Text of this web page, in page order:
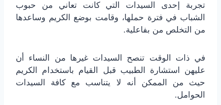
تجربة إحدى السيدات التي كانت تعاني من حبوب
الشباب في فترة حملها، وقامت بوضع الكريم وساعدها
من التخلص من بفاعلية.
في ذات الوقت تنصح السيدات غيرها من النساء أن
عليهن استشارة الطبيب قبل القيام باستخدام الكريم
حيث من الممكن أنه لا يتناسب مع كافة السيدات
الحوامل.